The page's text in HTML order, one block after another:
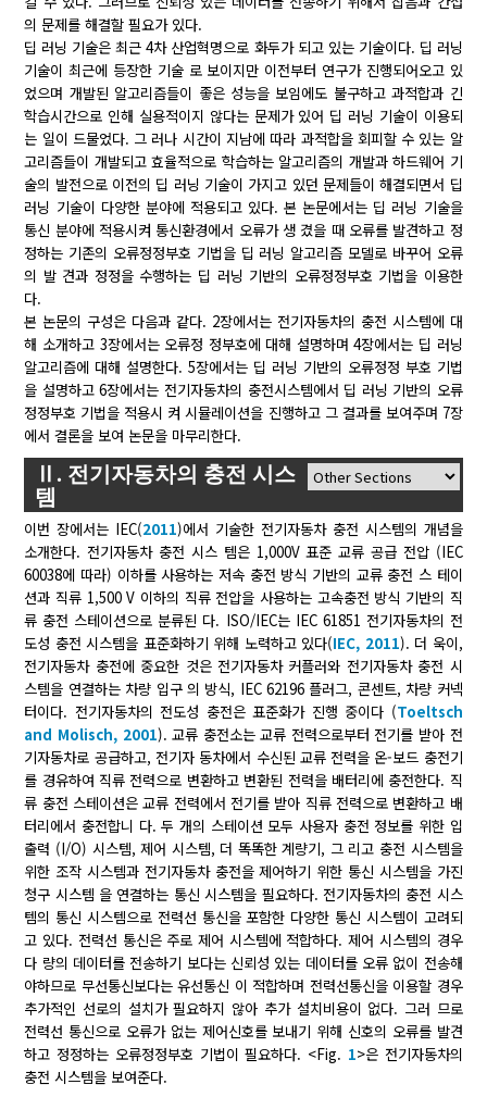
의 문제를 해결할 필요가 있다.
딥 러닝 기술은 최근 4차 산업혁명으로 화두가 되고 있는 기술이다. 딥 러닝
기술이 최근에 등장한 기술 로 보이지만 이전부터 연구가 진행되어오고 있
었으며 개발된 알고리즘들이 좋은 성능을 보임에도 불구하고 과적합과 긴
학습시간으로 인해 실용적이지 않다는 문제가 있어 딥 러닝 기술이 이용되
는 일이 드물었다. 그 러나 시간이 지남에 따라 과적합을 회피할 수 있는 알
고리즘들이 개발되고 효율적으로 학습하는 알고리즘의 개발과 하드웨어 기
술의 발전으로 이전의 딥 러닝 기술이 가지고 있던 문제들이 해결되면서 딥
러닝 기술이 다양한 분야에 적용되고 있다. 본 논문에서는 딥 러닝 기술을
통신 분야에 적용시켜 통신환경에서 오류가 생 겼을 때 오류를 발견하고 정
정하는 기존의 오류정정부호 기법을 딥 러닝 알고리즘 모델로 바꾸어 오류
의 발 견과 정정을 수행하는 딥 러닝 기반의 오류정정부호 기법을 이용한
다.
본 논문의 구성은 다음과 같다. 2장에서는 전기자동차의 충전 시스템에 대
해 소개하고 3장에서는 오류정 정부호에 대해 설명하며 4장에서는 딥 러닝
알고리즘에 대해 설명한다. 5장에서는 딥 러닝 기반의 오류정정 부호 기법
을 설명하고 6장에서는 전기자동차의 충전시스템에서 딥 러닝 기반의 오류
정정부호 기법을 적용시 켜 시뮬레이션을 진행하고 그 결과를 보여주며 7장
에서 결론을 보여 논문을 마무리한다.
Ⅱ. 전기자동차의 충전 시스
템
이번 장에서는 IEC(2011)에서 기술한 전기자동차 충전 시스템의 개념을
소개한다. 전기자동차 충전 시스 템은 1,000V 표준 교류 공급 전압 (IEC
60038에 따라) 이하를 사용하는 저속 충전 방식 기반의 교류 충전 스 테이
션과 직류 1,500 V 이하의 직류 전압을 사용하는 고속충전 방식 기반의 직
류 충전 스테이션으로 분류된 다. ISO/IEC는 IEC 61851 전기자동차의 전
도성 충전 시스템을 표준화하기 위해 노력하고 있다(IEC, 2011). 더 욱이,
전기자동차 충전에 중요한 것은 전기자동차 커플러와 전기자동차 충전 시
스템을 연결하는 차량 입구 의 방식, IEC 62196 플러그, 콘센트, 차량 커넥
터이다. 전기자동차의 전도성 충전은 표준화가 진행 중이다 (Toeltsch
and Molisch, 2001). 교류 충전소는 교류 전력으로부터 전기를 받아 전
기자동차로 공급하고, 전기자 동차에서 수신된 교류 전력을 온-보드 충전기
를 경유하여 직류 전력으로 변환하고 변환된 전력을 배터리에 충전한다. 직
류 충전 스테이션은 교류 전력에서 전기를 받아 직류 전력으로 변환하고 배
터리에서 충전합니 다. 두 개의 스테이션 모두 사용자 충전 정보를 위한 입
출력 (I/O) 시스템, 제어 시스템, 더 똑똑한 계량기, 그 리고 충전 시스템을
위한 조작 시스템과 전기자동차 충전을 제어하기 위한 통신 시스템을 가진
청구 시스템 을 연결하는 통신 시스템을 필요하다. 전기자동차의 충전 시스
템의 통신 시스템으로 전력선 통신을 포함한 다양한 통신 시스템이 고려되
고 있다. 전력선 통신은 주로 제어 시스템에 적합하다. 제어 시스템의 경우
다 량의 데이터를 전송하기 보다는 신뢰성 있는 데이터를 오류 없이 전송해
야하므로 무선통신보다는 유선통신 이 적합하며 전력선통신을 이용할 경우
추가적인 선로의 설치가 필요하지 않아 추가 설치비용이 없다. 그러 므로
전력선 통신으로 오류가 없는 제어신호를 보내기 위해 신호의 오류를 발견
하고 정정하는 오류정정부호 기법이 필요하다. <Fig. 1>은 전기자동차의
충전 시스템을 보여준다.